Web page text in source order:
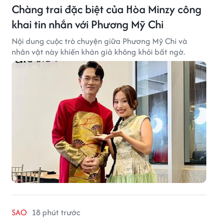
Chàng trai đặc biệt của Hòa Minzy công
khai tin nhắn với Phương Mỹ Chi
Nội dung cuộc trò chuyện giữa Phương Mỹ Chi và
nhân vật này khiến khán giả không khỏi bất ngờ.
SAO 18 phút trước